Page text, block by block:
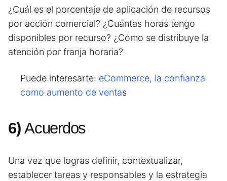
¿Cuál es el porcentaje de aplicación de recursos
por acción comercial? ¿Cuántas horas tengo
disponibles por recurso? ¿Cómo se distribuye la
atención por franja horaria?
Puede interesarte: eCommerce, la confianza
como aumento de ventas
6)Acuerdos
Una vez que logras definir, contextualizar,
establecer tareas y responsables y la estrategia